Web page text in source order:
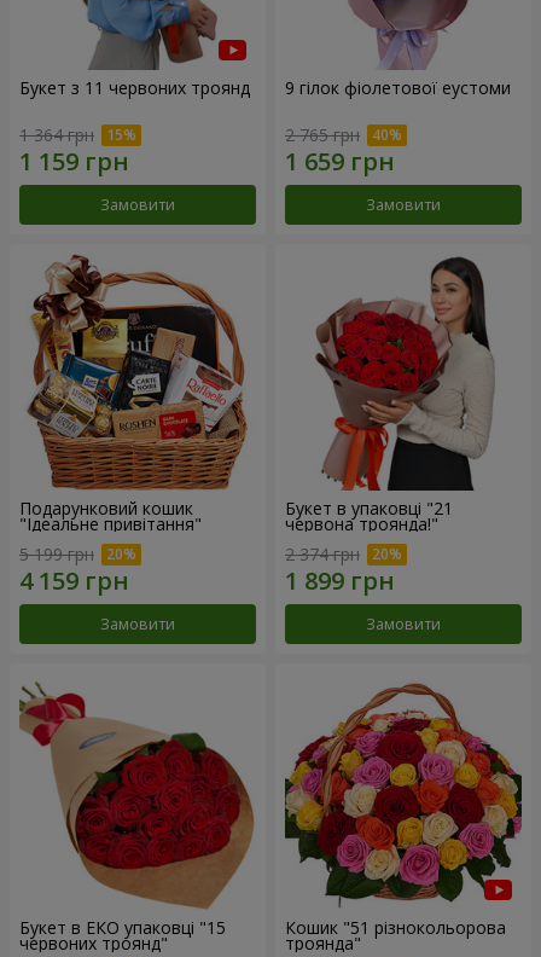
Букет з 11 червоних троянд
1 364 грн
Замовити
9 гілок фіолетової еустоми
2 765 грн
Замовити
Подарунковий кошик
"Ідеальне привітання"
5 199 грн
Замовити
Букет в упаковці "21
червона троянда!"
2 374 грн
Замовити
Букет в ЕКО упаковці "15
червоних троянд"
Кошик "51 різнокольорова
троянда"